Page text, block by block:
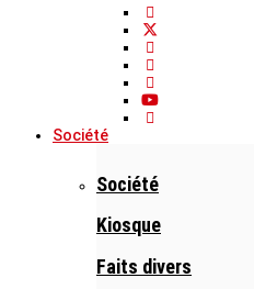
Société
Société
Kiosque
Faits divers